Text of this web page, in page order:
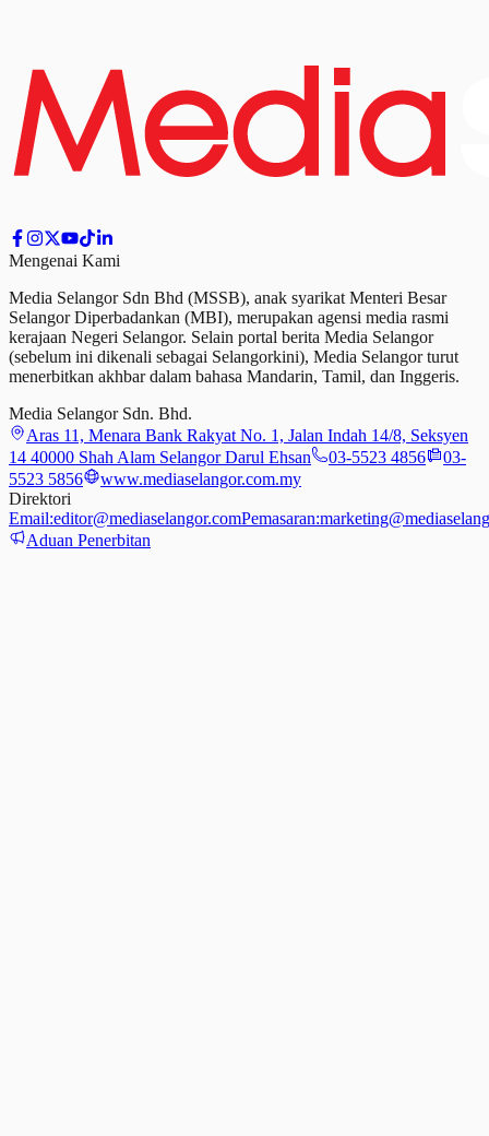
Mengenai Kami
Media Selangor Sdn Bhd (MSSB), anak syarikat Menteri Besar
Selangor Diperbadankan (MBI), merupakan agensi media rasmi
kerajaan Negeri Selangor. Selain portal berita Media Selangor
(sebelum ini dikenali sebagai Selangorkini), Media Selangor turut
menerbitkan akhbar dalam bahasa Mandarin, Tamil, dan Inggeris.
Media Selangor Sdn. Bhd.
Aras 11, Menara Bank Rakyat No. 1, Jalan Indah 14/8, Seksyen
14 40000 Shah Alam Selangor Darul Ehsan
03-5523 4856
03-
5523 5856
www.mediaselangor.com.my
Direktori
Email:editor@mediaselangor.comPemasaran:
Aduan Penerbitan